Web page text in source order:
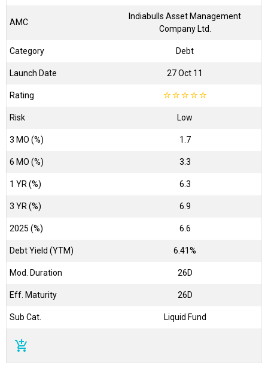
AMC
Indiabulls Asset Management
Company Ltd.
Category Debt
Launch Date 27 Oct 11
Rating ☆☆☆☆☆
Risk Low
3 MO (%) 1.7
6 MO (%) 3.3
1 YR (%) 6.3
3 YR (%) 6.9
2025 (%) 6.6
Debt Yield (YTM) 6.41%
Mod. Duration 26D
Eff. Maturity 26D
Sub Cat. Liquid Fund
add_shopping_cart